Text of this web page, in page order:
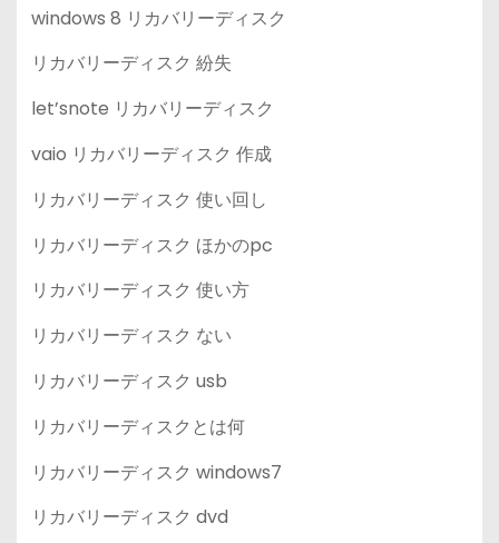
windows 8 リカバリーディスク
リカバリーディスク 紛失
let’snote リカバリーディスク
vaio リカバリーディスク 作成
リカバリーディスク 使い回し
リカバリーディスク ほかのpc
リカバリーディスク 使い方
リカバリーディスク ない
リカバリーディスク usb
リカバリーディスクとは何
リカバリーディスク windows7
リカバリーディスク dvd